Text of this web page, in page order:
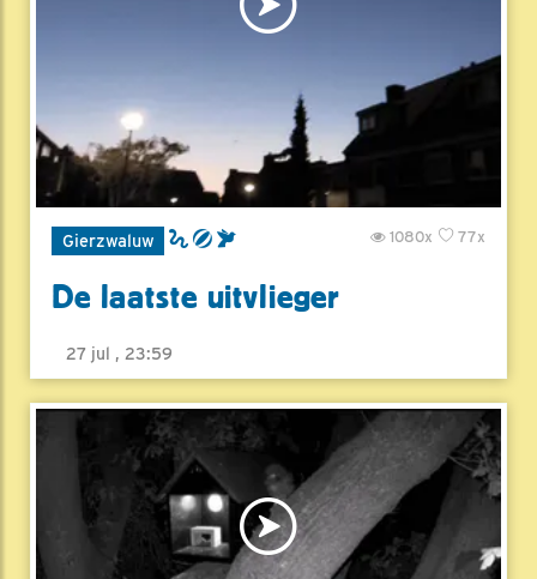
Gierzwaluw 77x
1080x
De laatste uitvlieger
27 jul , 23:59